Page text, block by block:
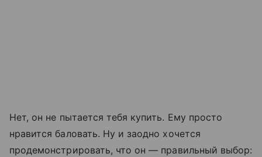
Нет, он не пытается тебя купить. Ему просто
нравится баловать. Ну и заодно хочется
продемонстрировать, что он — правильный выбор: